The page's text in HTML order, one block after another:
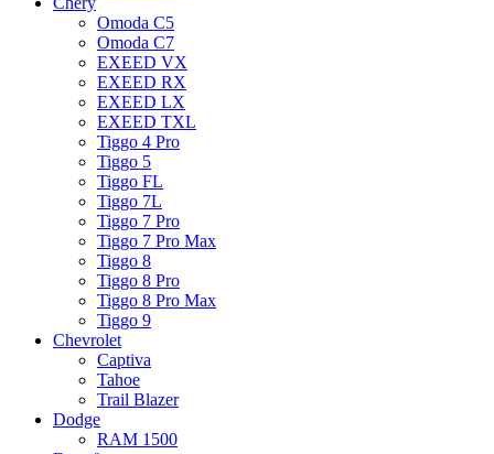
Omoda C5
Omoda C7
EXEED VX
EXEED RX
EXEED LX
EXEED TXL
Tiggo 4 Pro
Tiggo 5
Tiggo FL
Tiggo 7L
Tiggo 7 Pro
Tiggo 7 Pro Max
Tiggo 8
Tiggo 8 Pro
Tiggo 8 Pro Max
Tiggo 9
Chevrolet
Captiva
Tahoe
Trail Blazer
Dodge
RAM 1500